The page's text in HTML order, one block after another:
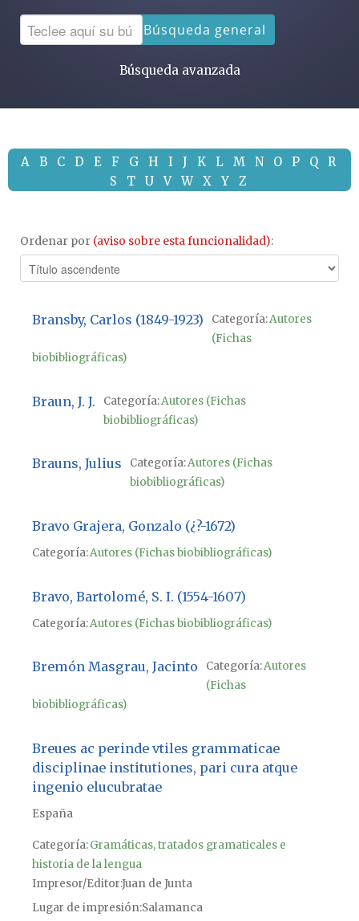
Búsqueda general
Búsqueda avanzada
A B C D E F G H I J K L M N O P Q
R
S
T U V W X Y Z
Ordenar por (aviso sobre esta funcionalidad):
Bransby, Carlos (1849-1923) Categoría:Autores
(Fichas
biobibliográficas)
Braun, J. J. Categoría:Autores (Fichas
biobibliográficas)
Brauns, Julius Categoría:Autores (Fichas
biobibliográficas)
Bravo Grajera, Gonzalo (¿?-1672)
Categoría:Autores (Fichas biobibliográficas)
Bravo, Bartolomé, S. I. (1554-1607)
Categoría:Autores (Fichas biobibliográficas)
Bremón Masgrau, Jacinto Categoría:Autores
(Fichas
biobibliográficas)
Breues ac perinde vtiles grammaticae
disciplinae institutiones, pari cura atque
ingenio elucubratae
España
Categoría:Gramáticas, tratados gramaticales e
historia de la lengua
Impresor/EditorJuan de Junta
Lugar de impresiónSalamanca